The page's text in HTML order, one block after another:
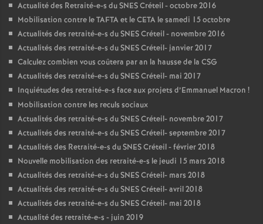
Actualité des Retraité-e-s duSNESCréteil - octobre 2016
Mobilisation contre leTAFTAet leCETA le samedi 15 octobre
Actualités des retraité-e-s duSNESCréteil - novembre 2016
Actualités des retraité-e-s duSNESCréteil- janvier 2017
Calculez combien vous coûtera par an la hausse de la CSG
Actualités des retraité-e-s duSNESCréteil- mai 2017
Inquiétudes des retraité-e-s face aux projets d’Emmanuel Macron !
Mobilisation contre les reculs sociaux
Actualités des retraité-e-s duSNESCréteil- novembre 2017
Actualités des retraité-e-s duSNESCréteil- septembre 2017
Actualités des Retraité-e-s duSNESCréteil - février 2018
Nouvelle mobilisation des retraité-e-s le jeudi 15 mars 2018
Actualités des retraité-e-s duSNESCréteil- mars 2018
Actualités des retraité-e-s duSNESCréteil- avril 2018
Actualités des retraité-e-s duSNESCréteil- mai 2018
Actualité des retraité-e-s - juin 2019